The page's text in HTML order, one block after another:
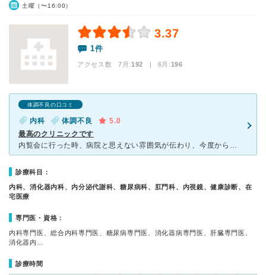
土曜（〜16:00）
3.37
1件
アクセス数 7月:192 | 6月:196
体調不良の口コミ
内科 体調不良
5.0
最高のクリニックです
内覧会に行った時、病院と思えない雰囲気が伝わり、今度からは、当院をかかりつけ医にしたいと思いました。 医師2人やスタッフのみなさんは、優しく親切です。 2診体制なのでわりと早く診察を受けれ
診療科目：
内科、消化器内科、内分泌代謝科、糖尿病科、肛門科、内視鏡、健康診断、在
宅医療
専門医・資格：
内科専門医、総合内科専門医、糖尿病専門医、消化器病専門医、肝臓専門医、
消化器内…
診療時間